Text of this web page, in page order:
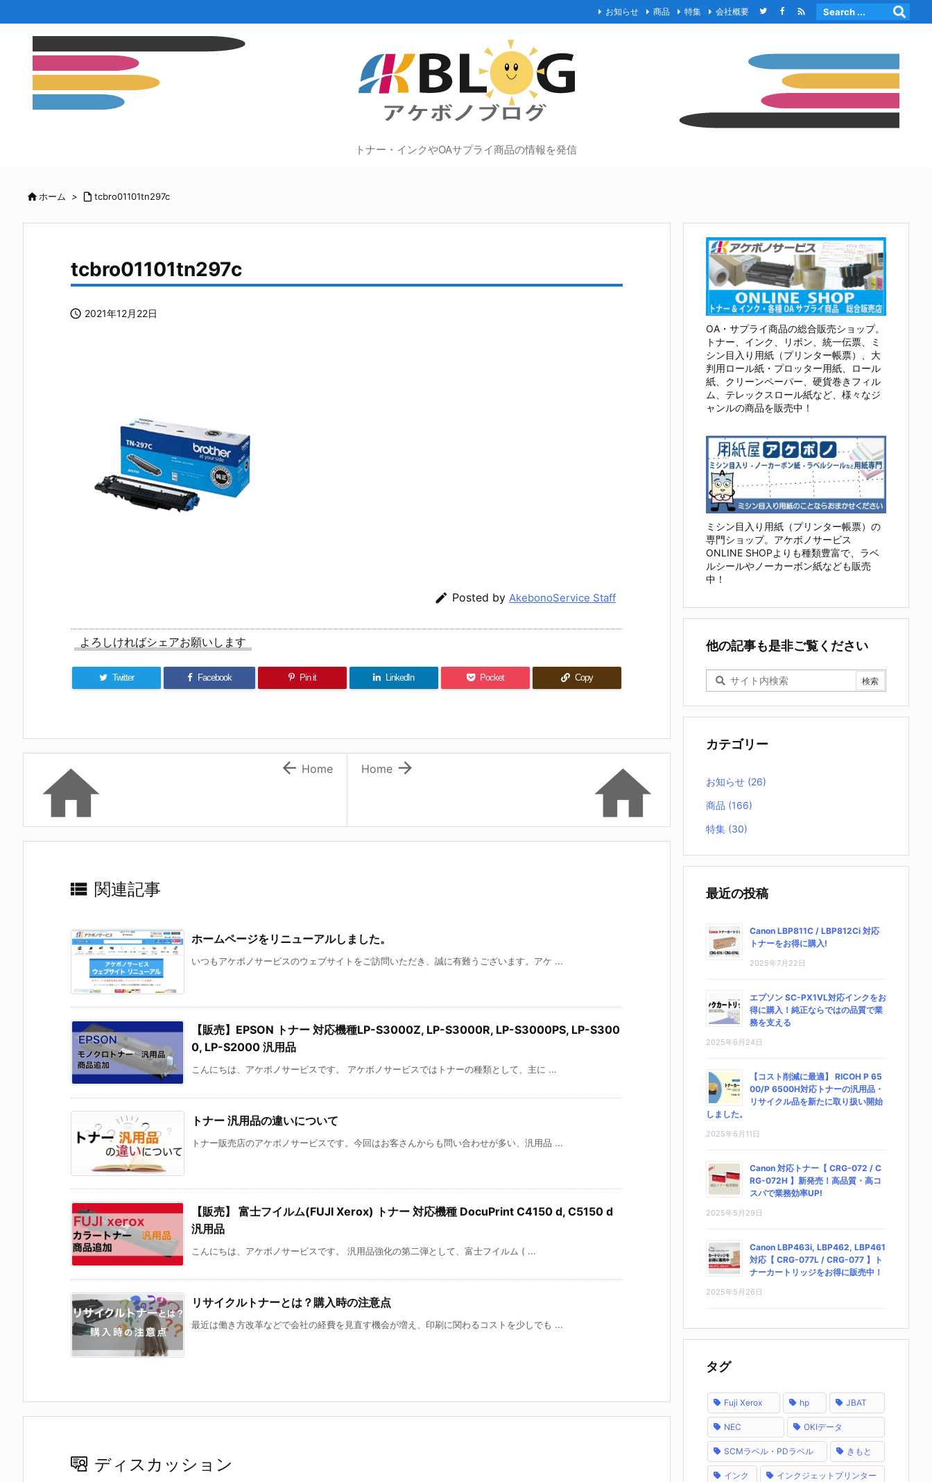
お知らせ 商品 特集 会社概要 
トナー・インクやOAサプライ商品の情報を発信
ホーム >  tcbro01101tn297c
tcbro01101tn297c
 2021年12月22日
 Posted by AkebonoService Staff
よろしければシェアお願いします
Twitter Facebook Pin it LinkedIn Pocket Copy


Home
  Home
 関連記事
ホームページをリニューアルしました。
いつもアケボノサービスのウェブサイトをご訪問いただき、誠に有難うございます。アケ ...
【販売】EPSON トナー 対応機種LP-S3000Z, LP-S3000R, LP-S3000PS, LP-S300
0, LP-S2000 汎用品
こんにちは、アケボノサービスです。 アケボノサービスではトナーの種類として、主に ...
トナー 汎用品の違いについて
トナー販売店のアケボノサービスです。今回はお客さんからも問い合わせが多い、汎用品 ...
【販売】 富士フイルム(FUJI Xerox) トナー 対応機種 DocuPrint C4150 d, C5150 d
汎用品
こんにちは、アケボノサービスです。 汎用品強化の第二弾として、富士フイルム ( ...
リサイクルトナーとは？購入時の注意点
最近は働き方改革などで会社の経費を見直す機会が増え、印刷に関わるコストを少しでも ...
ディスカッション
OA・サプライ商品の総合販売ショップ。
トナー、インク、リボン、統一伝票、ミ
シン目入り用紙（プリンター帳票）、大
判用ロール紙・プロッター用紙、ロール
紙、クリーンペーパー、硬貨巻きフィル
ム、テレックスロール紙など、様々なジ
ャンルの商品を販売中！
ミシン目入り用紙（プリンター帳票）の
専門ショップ。アケボノサービス
ONLINE SHOPよりも種類豊富で、ラベ
ルシールやノーカーボン紙なども販売
中！
他の記事も是非ご覧ください
カテゴリー
お知らせ (26)
商品 (166)
特集 (30)
最近の投稿
Canon LBP811C / LBP812Ci 対応
トナーをお得に購入!
2025年7月22日
エプソン SC-PX1VL対応インクをお
得に購入！純正ならではの品質で業
務を支える
2025年6月24日
【コスト削減に最適】 RICOH P 65
00/P 6500H対応トナーの汎用品・
リサイクル品を新たに取り扱い開始
しました。
2025年6月11日
Canon 対応トナー【 CRG-072 / C
RG-072H 】新発売！高品質・高コ
スパで業務効率UP!
2025年5月29日
Canon LBP463i, LBP462, LBP461
対応【 CRG-077L / CRG-077 】ト
ナーカートリッジをお得に販売中！
2025年5月26日
タグ
Fuji Xerox hp JBAT
NEC OKIデータ
SCMラベル・PDラベル きもと
インク インクジェットプリンター